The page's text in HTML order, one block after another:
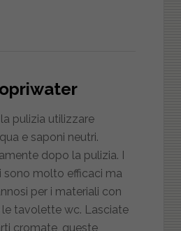
la pulizia utilizzare
e saponi neutri.
dopo la pulizia. I
sono molto efficaci ma
per i materiali con
tavolette wc. Lasciate
cromate, queste